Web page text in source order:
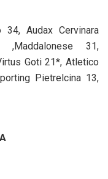
34, Audax Cervinara
31,
Goti 21*, Atletico
Pietrelcina 13,